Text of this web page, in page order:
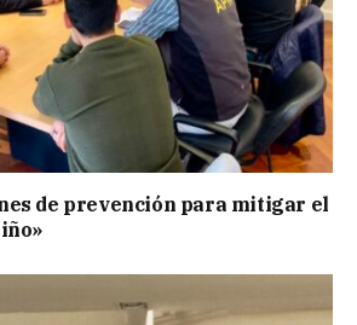
de prevención para mitigar el